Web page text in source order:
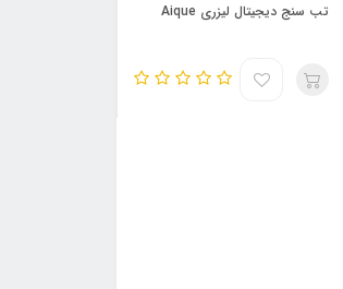
تب سنج دیجیتال لیزری Aique